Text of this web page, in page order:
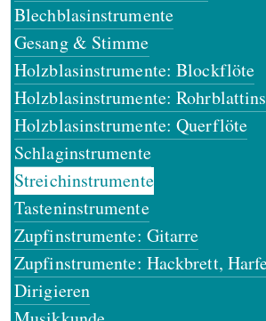
Blechblasinstrumente
Gesang & Stimme
Holzblasinstrumente: Blockflöte
Holzblasinstrumente:
Holzblasinstrumente: Querflöte
Schlaginstrumente
Streichinstrumente
Tasteninstrumente
Zupfinstrumente: Gitarre
Zupfinstrumente: Hackbrett,
Dirigieren